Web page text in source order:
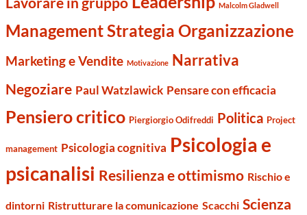
Malcolm Gladwell
Management Strategia Organizzazione
Marketing e Vendite Motivazione Narrativa
Negoziare Paul Watzlawick Pensare con efficacia
Pensiero critico Piergiorgio Odifreddi Politica Project
management Psicologia cognitiva Psicologia e
psicanalisi Resilienza e ottimismo Rischio e
dintorni Ristrutturare la comunicazione Scacchi Scienza